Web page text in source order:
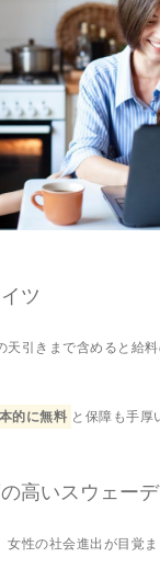
ツ
天引きまで含めると給
的に無料 と保障も手厚
高いスウェー
女性の社会進出が目覚